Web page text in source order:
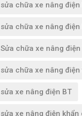
sửa chữa xe nâng điện
sửa chữa xe nâng điện
Sửa chữa xe nâng
sửa chữa xe nâng điện
sửa xe nâng điện BT
sửa xe nâng điện khẩn